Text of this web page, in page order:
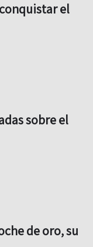
el
sobre el
de oro, su